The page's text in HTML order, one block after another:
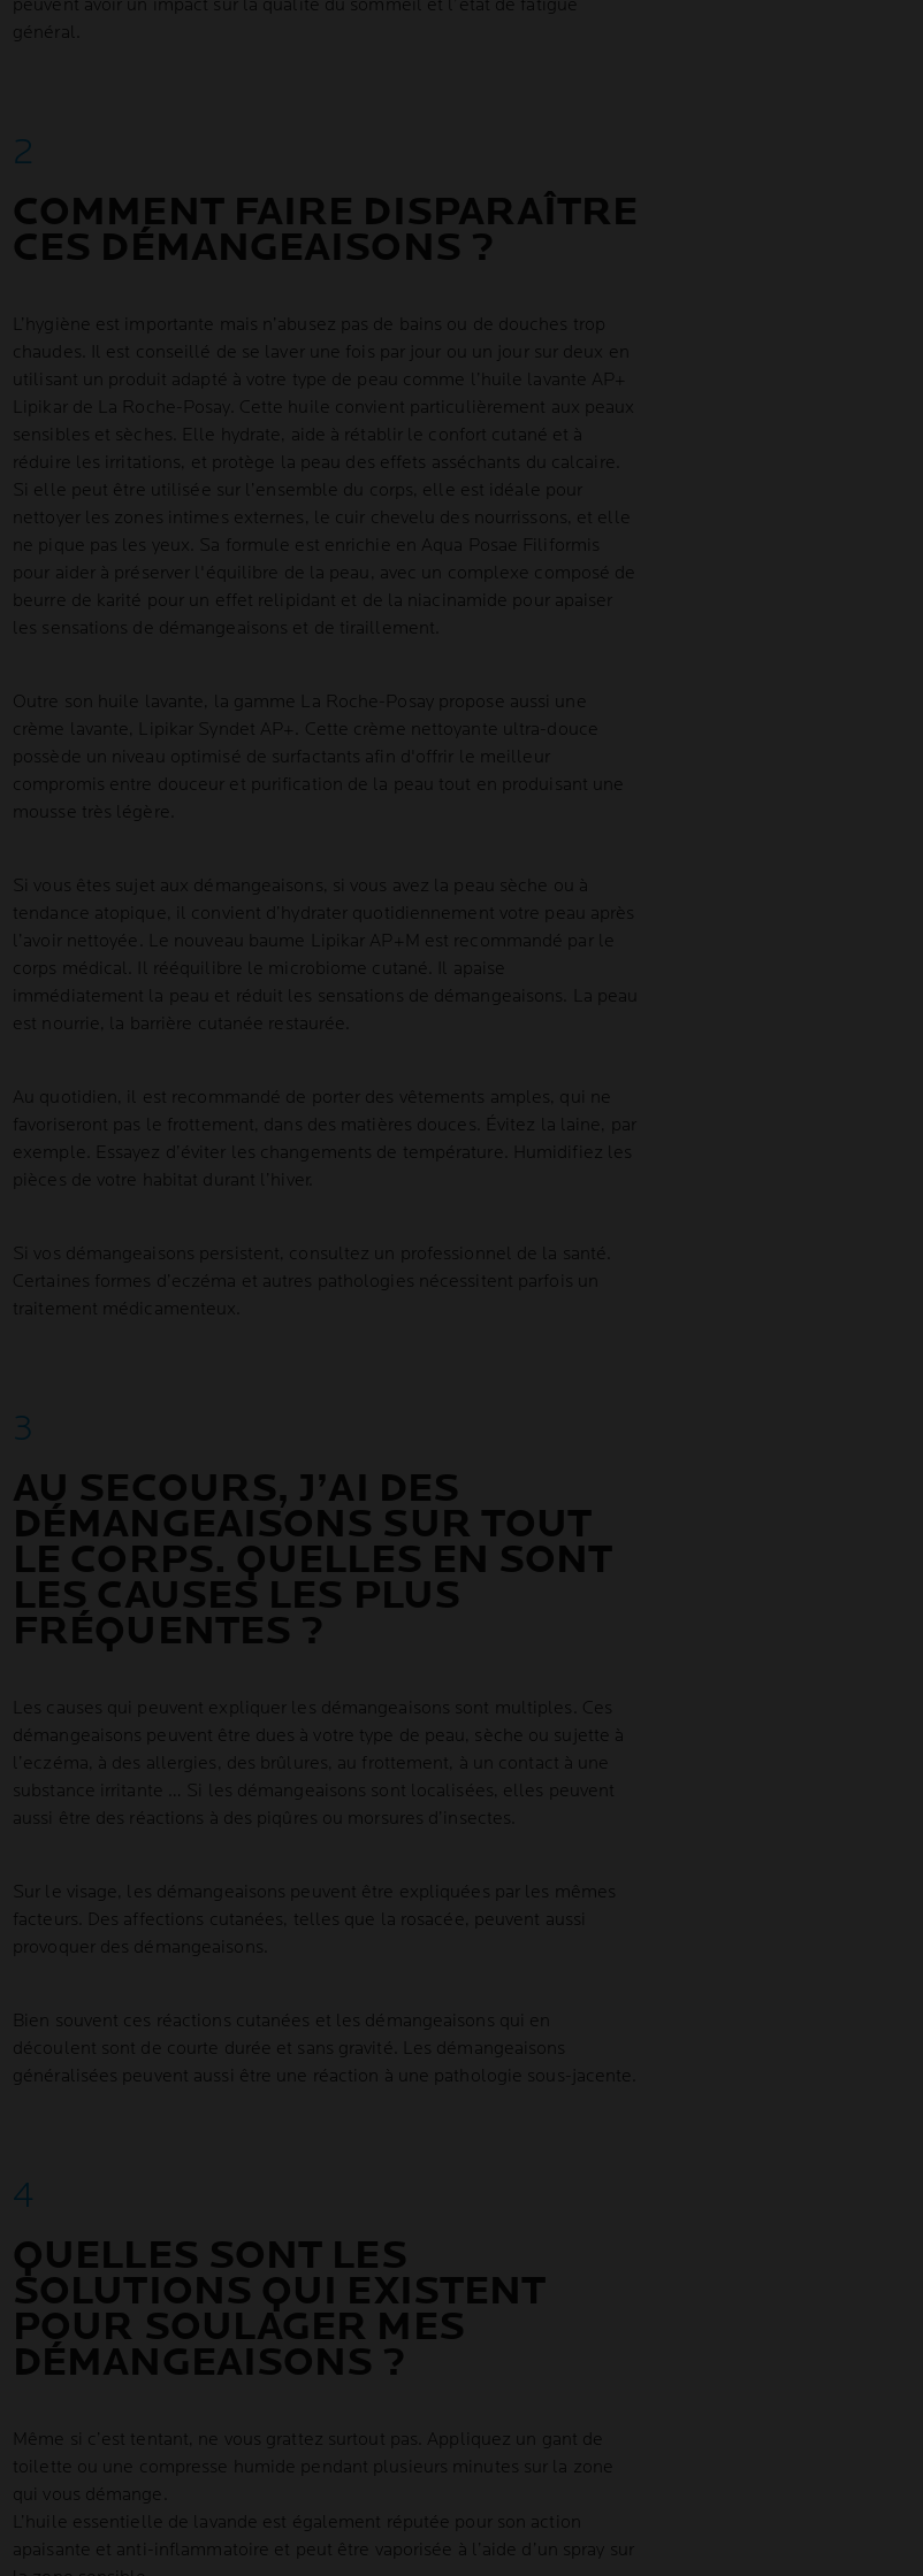
peuvent avoir un impact sur la qualité du sommeil et l’état de fatigue
général.
COMMENT FAIRE DISPARAÎTRE
CES DÉMANGEAISONS ?
L’hygiène est importante mais n’abusez pas de bains ou de douches trop
chaudes. Il est conseillé de se laver une fois par jour ou un jour sur deux en
utilisant un produit adapté à votre type de peau comme l’huile lavante AP+
Lipikar de La Roche-Posay. Cette huile convient particulièrement aux peaux
sensibles et sèches. Elle hydrate, aide à rétablir le confort cutané et à
réduire les irritations, et protège la peau des effets asséchants du calcaire.
Si elle peut être utilisée sur l’ensemble du corps, elle est idéale pour
nettoyer les zones intimes externes, le cuir chevelu des nourrissons, et elle
ne pique pas les yeux. Sa formule est enrichie en Aqua Posae Filiformis
pour aider à préserver l'équilibre de la peau, avec un complexe composé de
beurre de karité pour un effet relipidant et de la niacinamide pour apaiser
les sensations de démangeaisons et de tiraillement.
Outre son huile lavante, la gamme La Roche-Posay propose aussi une
crème lavante, Lipikar Syndet AP+. Cette crème nettoyante ultra-douce
possède un niveau optimisé de surfactants afin d'offrir le meilleur
compromis entre douceur et purification de la peau tout en produisant une
mousse très légère.
Si vous êtes sujet aux démangeaisons, si vous avez la peau sèche ou à
tendance atopique, il convient d’hydrater quotidiennement votre peau après
l’avoir nettoyée. Le nouveau baume Lipikar AP+M est recommandé par le
corps médical. Il rééquilibre le microbiome cutané. Il apaise
immédiatement la peau et réduit les sensations de démangeaisons. La peau
est nourrie, la barrière cutanée restaurée.
Au quotidien, il est recommandé de porter des vêtements amples, qui ne
favoriseront pas le frottement, dans des matières douces. Évitez la laine, par
exemple. Essayez d’éviter les changements de température. Humidifiez les
pièces de votre habitat durant l’hiver.
Si vos démangeaisons persistent, consultez un professionnel de la santé.
Certaines formes d’eczéma et autres pathologies nécessitent parfois un
traitement médicamenteux.
AU SECOURS, J’AI DES
DÉMANGEAISONS SUR TOUT
LE CORPS. QUELLES EN SONT
LES CAUSES LES PLUS
FRÉQUENTES ?
Les causes qui peuvent expliquer les démangeaisons sont multiples. Ces
démangeaisons peuvent être dues à votre type de peau, sèche ou sujette à
l’eczéma, à des allergies, des brûlures, au frottement, à un contact à une
substance irritante … Si les démangeaisons sont localisées, elles peuvent
aussi être des réactions à des piqûres ou morsures d’insectes.
Sur le visage, les démangeaisons peuvent être expliquées par les mêmes
facteurs. Des affections cutanées, telles que la rosacée, peuvent aussi
provoquer des démangeaisons.
Bien souvent ces réactions cutanées et les démangeaisons qui en
découlent sont de courte durée et sans gravité. Les démangeaisons
généralisées peuvent aussi être une réaction à une pathologie sous-jacente.
QUELLES SONT LES
SOLUTIONS QUI EXISTENT
POUR SOULAGER MES
DÉMANGEAISONS ?
Même si c’est tentant, ne vous grattez surtout pas. Appliquez un gant de
toilette ou une compresse humide pendant plusieurs minutes sur la zone
qui vous démange.
L’huile essentielle de lavande est également réputée pour son action
apaisante et anti-inflammatoire et peut être vaporisée à l’aide d’un spray sur